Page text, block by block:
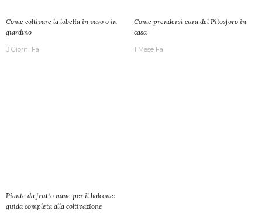
Come coltivare la lobelia in vaso o in
giardino
3 Giorni Fa
Come prendersi cura del Pitosforo in
casa
1 Mese Fa
Piante da frutto nane per il balcone:
guida completa alla coltivazione